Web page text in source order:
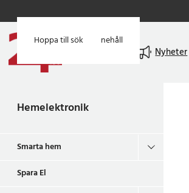
Hoppa till huvudinnehåll
Hoppa till sök
Nyheter
Hemelektronik
Smarta hem
Spara El